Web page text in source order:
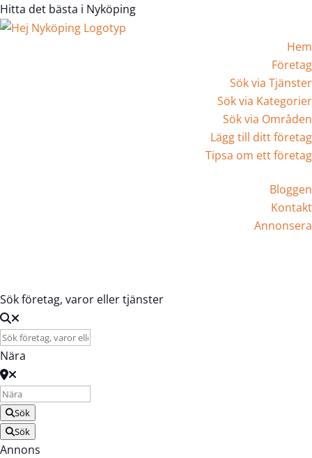
Hitta det bästa i Nyköping
Hem
Företag
Sök via Tjänster
Sök via Kategorier
Sök via Områden
Lägg till ditt företag
Tipsa om ett företag
Bloggen
Kontakt
Annonsera
Sök företag, varor eller tjänster
Nära
Sök
Sök
Annons